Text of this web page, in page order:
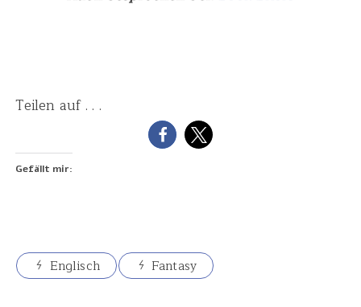
Teilen auf . . .
Gefällt mir:
Englisch Fantasy